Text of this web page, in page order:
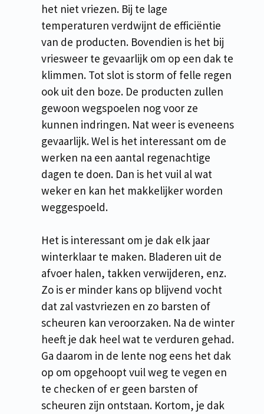
het niet vriezen. Bij te lage
temperaturen verdwijnt de efficiëntie
van de producten. Bovendien is het bij
vriesweer te gevaarlijk om op een dak te
klimmen. Tot slot is storm of felle regen
ook uit den boze. De producten zullen
gewoon wegspoelen nog voor ze
kunnen indringen. Nat weer is eveneens
gevaarlijk. Wel is het interessant om de
werken na een aantal regenachtige
dagen te doen. Dan is het vuil al wat
weker en kan het makkelijker worden
weggespoeld.
Het is interessant om je dak elk jaar
winterklaar te maken. Bladeren uit de
afvoer halen, takken verwijderen, enz.
Zo is er minder kans op blijvend vocht
dat zal vastvriezen en zo barsten of
scheuren kan veroorzaken. Na de winter
heeft je dak heel wat te verduren gehad.
Ga daarom in de lente nog eens het dak
op om opgehoopt vuil weg te vegen en
te checken of er geen barsten of
scheuren zijn ontstaan. Kortom, je dak